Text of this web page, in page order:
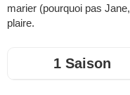
marier (pourquoi pas
plaire.
1 Saison